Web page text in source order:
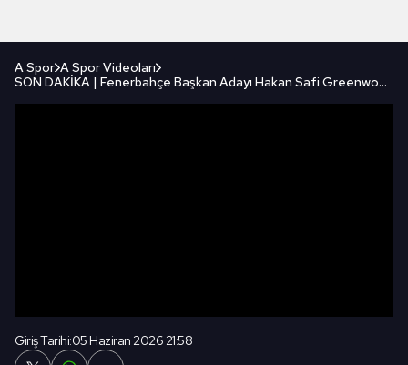
A Spor A Spor Videoları
SON DAKİKA | Fenerbahçe Başkan Adayı Hakan Safi Greenwood'u Açıkladı!
Giriş Tarihi:05 Haziran 2026 21:58